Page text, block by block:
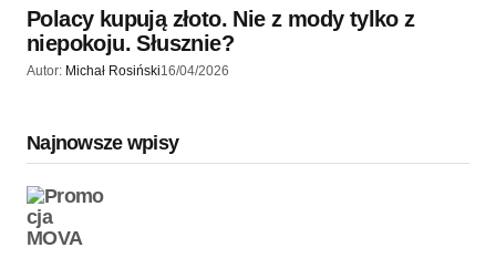
Polacy kupują złoto. Nie z mody tylko z
niepokoju. Słusznie?
Autor: Michał Rosiński16/04/2026
Najnowsze wpisy